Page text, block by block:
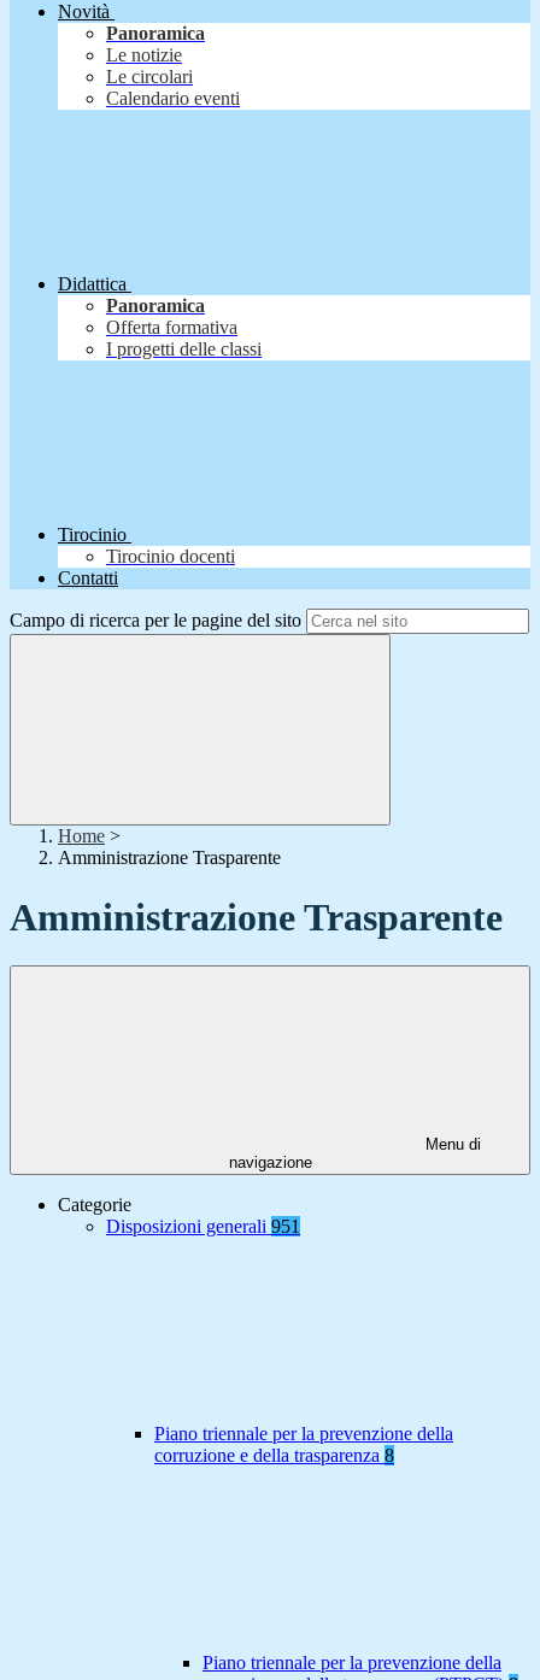
Novità
Panoramica
Le notizie
Le circolari
Calendario eventi
Didattica
Panoramica
Offerta formativa
I progetti delle classi
Tirocinio
Tirocinio docenti
Contatti
Campo di ricerca per le pagine del sito
Home >
Amministrazione Trasparente
Amministrazione Trasparente
Menu di
navigazione
Categorie
Disposizioni generali 951
Piano triennale per la prevenzione della
corruzione e della trasparenza 8
Piano triennale per la prevenzione della